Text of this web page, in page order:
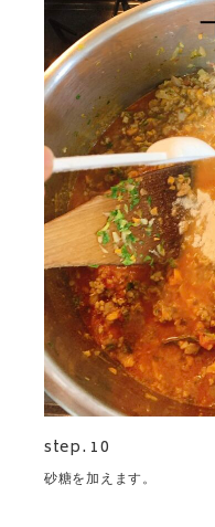
step. 10
砂糖を加えます。